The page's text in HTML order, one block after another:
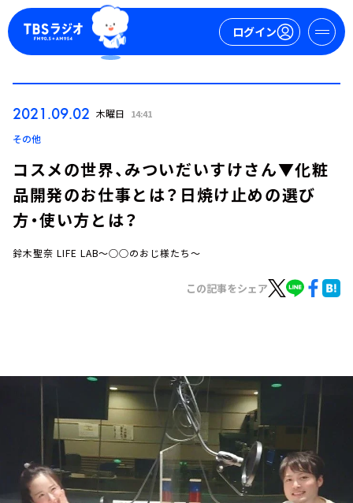
ログイン
イベント・グッズ
会社情報
2021.09.02 木曜日 14:41
その他
コスメの世界、みついだいすけさん▼化粧
品開発のお仕事とは？日焼け止めの選び
方・使い方とは？
鈴木聖奈 LIFE LAB～○○のおじ様たち～
この記事をシェア